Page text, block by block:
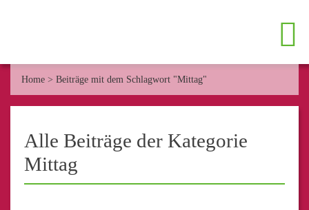
Home > Beiträge mit dem Schlagwort "Mittag"
Alle Beiträge der Kategorie
Mittag